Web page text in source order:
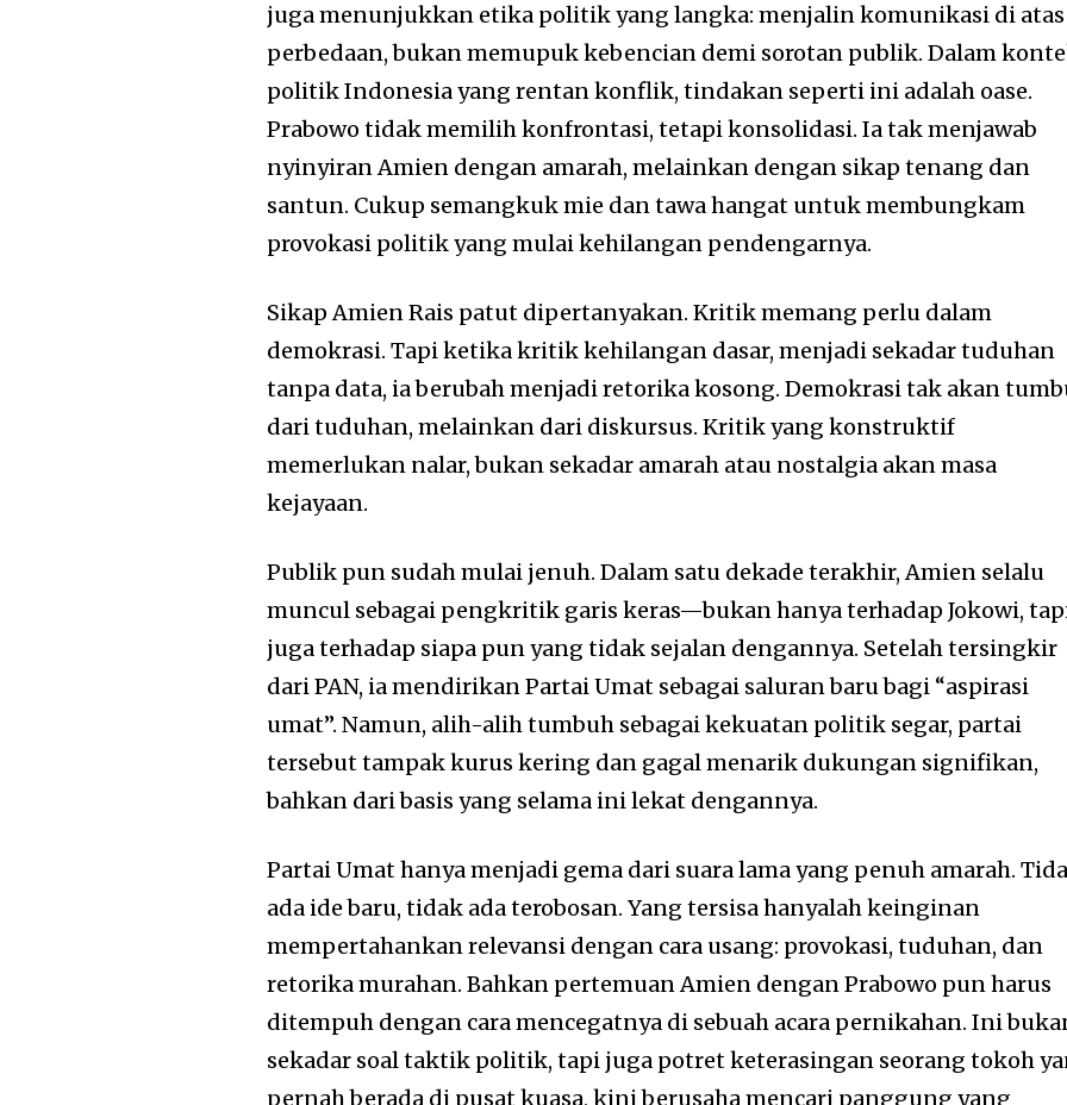
juga menunjukkan etika politik yang langka: menjalin komunikasi di atas
perbedaan, bukan memupuk kebencian demi sorotan publik. Dalam
politik Indonesia yang rentan konflik, tindakan seperti ini adalah oase.
Prabowo tidak memilih konfrontasi, tetapi konsolidasi. Ia tak menjawab
nyinyiran Amien dengan amarah, melainkan dengan sikap tenang dan
santun. Cukup semangkuk mie dan tawa hangat untuk membungkam
provokasi politik yang mulai kehilangan pendengarnya.
Sikap Amien Rais patut dipertanyakan. Kritik memang perlu dalam
demokrasi. Tapi ketika kritik kehilangan dasar, menjadi sekadar tuduhan
tanpa data, ia berubah menjadi retorika kosong. Demokrasi tak akan
dari tuduhan, melainkan dari diskursus. Kritik yang konstruktif
memerlukan nalar, bukan sekadar amarah atau nostalgia akan masa
kejayaan.
Publik pun sudah mulai jenuh. Dalam satu dekade terakhir, Amien selalu
muncul sebagai pengkritik garis keras—bukan hanya terhadap Jokowi,
juga terhadap siapa pun yang tidak sejalan dengannya. Setelah tersingkir
dari PAN, ia mendirikan Partai Umat sebagai saluran baru bagi “aspirasi
umat”. Namun, alih-alih tumbuh sebagai kekuatan politik segar, partai
tersebut tampak kurus kering dan gagal menarik dukungan signifikan,
bahkan dari basis yang selama ini lekat dengannya.
Partai Umat hanya menjadi gema dari suara lama yang penuh amarah.
ada ide baru, tidak ada terobosan. Yang tersisa hanyalah keinginan
mempertahankan relevansi dengan cara usang: provokasi, tuduhan, dan
retorika murahan. Bahkan pertemuan Amien dengan Prabowo pun harus
ditempuh dengan cara mencegatnya di sebuah acara pernikahan. Ini
sekadar soal taktik politik, tapi juga potret keterasingan seorang tokoh
pernah berada di pusat kuasa, kini berusaha mencari panggung yang